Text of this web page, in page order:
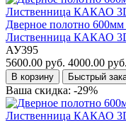
Дверное полотно
Лиственница КАКАО
АУ395
5600.00 руб. 4000.00 руб.
В корзину Быстрый
Ваша скидка: -29%